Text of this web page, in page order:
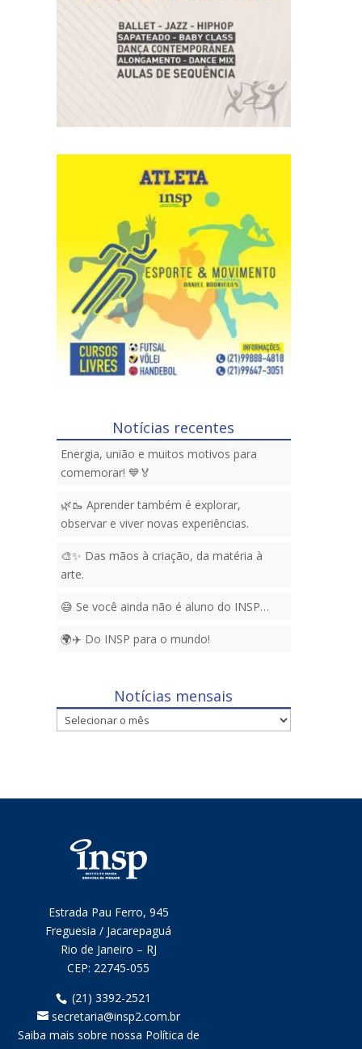
Notícias recentes
Energia, união e muitos motivos para
comemorar! 💙🏅
🌿🥾 Aprender também é explorar,
observar e viver novas experiências.
🎨✨ Das mãos à criação, da matéria à
arte.
😅 Se você ainda não é aluno do INSP…
🌍✈️ Do INSP para o mundo!
Notícias mensais
Notícias
mensais
Estrada Pau Ferro, 945
Freguesia / Jacarepaguá
Rio de Janeiro – RJ
CEP: 22745-055
(21) 3392-2521
secretaria@insp2.com.br
Saiba mais sobre nossa Política de